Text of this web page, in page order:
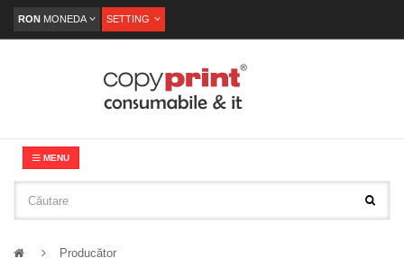
RON MONEDA SETTING
MENU
Producător